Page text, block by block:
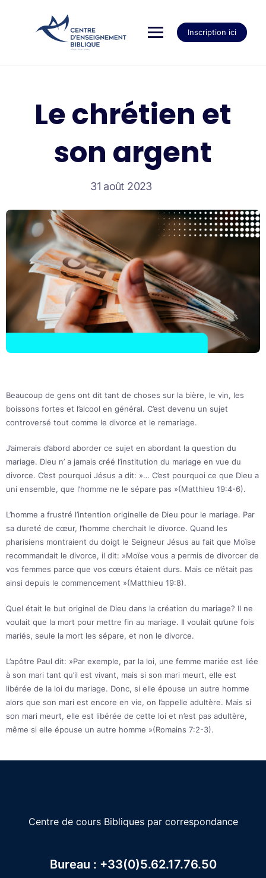
Inscription ici
Le chrétien et
son argent
31 août 2023
Beaucoup de gens ont dit tant de choses sur la bière, le vin, les
boissons fortes et l’alcool en général. C’est devenu un sujet
controversé tout comme le divorce et le remariage.
J’aimerais d’abord aborder ce sujet en abordant la question du
mariage. Dieu n’ a jamais créé l’institution du mariage en vue du
divorce. C’est pourquoi Jésus a dit: »… C’est pourquoi ce que Dieu a
uni ensemble, que l’homme ne le sépare pas »(Matthieu 19:4-6).
L’homme a frustré l’intention originelle de Dieu pour le mariage. Par
sa dureté de cœur, l’homme cherchait le divorce. Quand les
pharisiens montraient du doigt le Seigneur Jésus au fait que Moïse
recommandait le divorce, il dit: »Moïse vous a permis de divorcer de
vos femmes parce que vos cœurs étaient durs. Mais ce n’était pas
ainsi depuis le commencement »(Matthieu 19:8).
Quel était le but originel de Dieu dans la création du mariage? Il ne
voulait que la mort pour mettre fin au mariage. Il voulait qu’une fois
mariés, seule la mort les sépare, et non le divorce.
L’apôtre Paul dit: »Par exemple, par la loi, une femme mariée est liée
à son mari tant qu’il est vivant, mais si son mari meurt, elle est
libérée de la loi du mariage. Donc, si elle épouse un autre homme
alors que son mari est encore en vie, on l’appelle adultère. Mais si
son mari meurt, elle est libérée de cette loi et n’est pas adultère,
même si elle épouse un autre homme »(Romains 7:2-3).
Centre de cours Bibliques par correspondance
Bureau : +33(0)5.62.17.76.50